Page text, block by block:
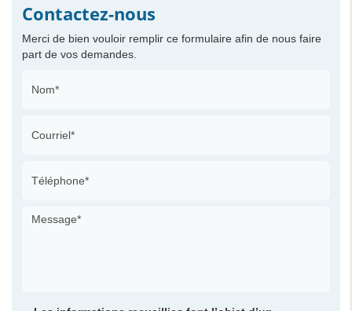
Contactez-nous
Merci de bien vouloir remplir ce formulaire afin de nous faire
part de vos demandes.